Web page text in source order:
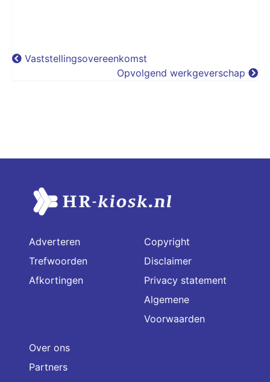
Vaststellingsovereenkomst
Opvolgend werkgeverschap
Adverteren
Trefwoorden
Afkortingen
Copyright
Disclaimer
Privacy statement
Algemene
Voorwaarden
Over ons
Partners